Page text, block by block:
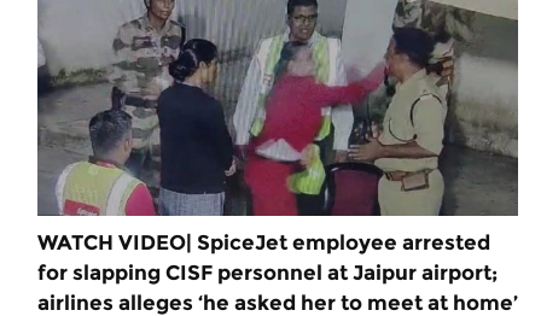
WATCH VIDEO| SpiceJet employee arrested
for slapping CISF personnel at Jaipur airport;
airlines alleges ‘he asked her to meet at home’